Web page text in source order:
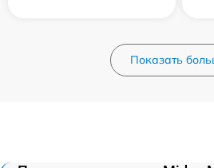
Показать